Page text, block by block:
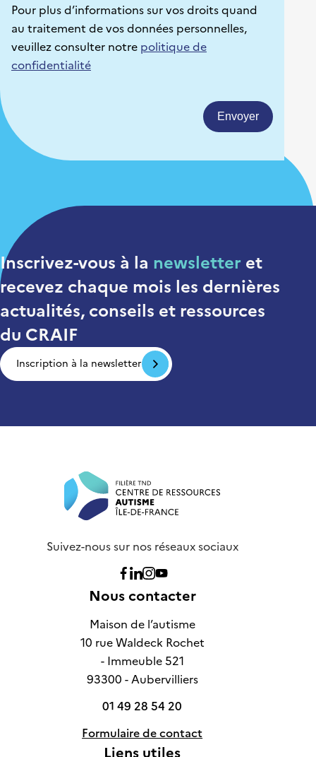
Pour plus d’informations sur vos droits quand
au traitement de vos données personnelles,
veuillez consulter notre politique de
confidentialité
Envoyer
Inscrivez-vous à la newsletter et
recevez chaque mois les dernières
actualités, conseils et ressources
du CRAIF
Inscription à la newsletter
Suivez-nous sur nos réseaux sociaux
Nous suivre sur Facebook
Nous suivre sur Linkedin
Nous suivre sur Instagram
Nous suivre sur Youtube
Nous contacter
Maison de l’autisme
10 rue Waldeck Rochet
- Immeuble 521
93300 - Aubervilliers
01 49 28 54 20
Formulaire de contact
Liens utiles